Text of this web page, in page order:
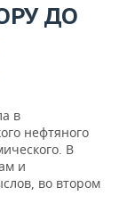
ДО
в
нефтяного
В
и
во втором